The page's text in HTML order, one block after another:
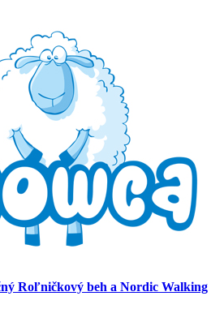
Roľničkový beh a Nordic Walking